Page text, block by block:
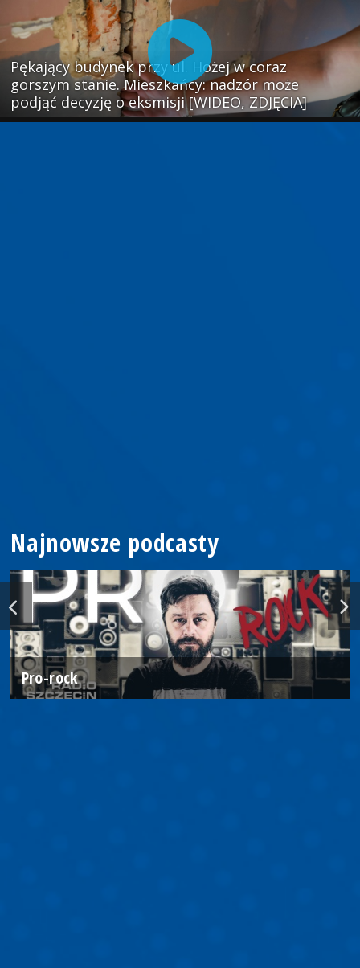
Pękający budynek przy ul. Hożej w coraz
gorszym stanie. Mieszkańcy: nadzór może
podjąć decyzję o eksmisji [WIDEO, ZDJĘCIA]
Najnowsze podcasty
Pro-rock